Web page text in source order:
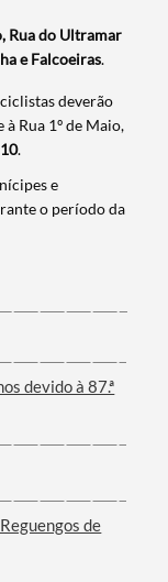
Rua do Ultramar
e Falcoeiras.
deverão
à Rua 1º de Maio,
.
e
o período da
devido à 87.ª
de